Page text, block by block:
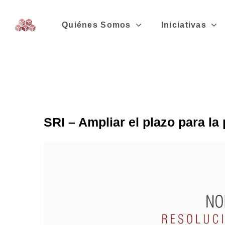
Quiénes Somos Iniciativas
SRI – Ampliar el plazo para